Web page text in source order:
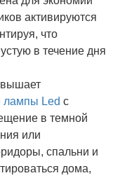
активируются
что
в течение дня
лампы Led с
в темной
или
спальни и
дома,